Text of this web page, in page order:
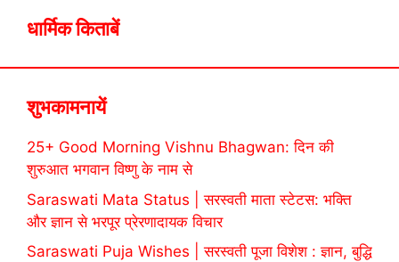
धार्मिक किताबें
शुभकामनायें
25+ Good Morning Vishnu Bhagwan: दिन की
शुरुआत भगवान विष्णु के नाम से
Saraswati Mata Status | सरस्वती माता स्टेटस: भक्ति
और ज्ञान से भरपूर प्रेरणादायक विचार
Saraswati Puja Wishes | सरस्वती पूजा विशेश : ज्ञान, बुद्धि